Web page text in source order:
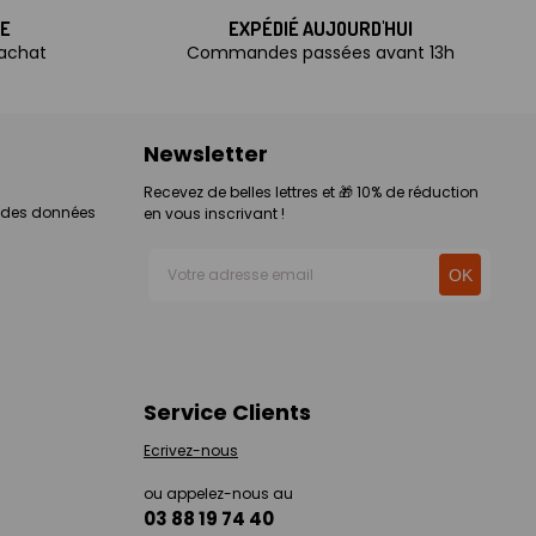
EXPÉDIÉ AUJOURD'HUI
Commandes passées avant 13h
données
Newsletter
Recevez de belles lettres et 🎁 10% de réduction
en vous inscrivant !
Service Clients
Ecrivez-nous
ou appelez-nous au
03 88 19 74 40